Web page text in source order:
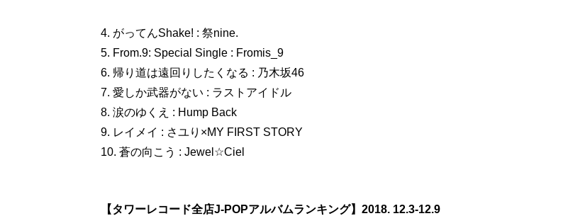
4. がってんShake! : 祭nine.
5. From.9: Special Single : Fromis_9
6. 帰り道は遠回りしたくなる : 乃木坂46
7. 愛しか武器がない : ラストアイドル
8. 涙のゆくえ : Hump Back
9. レイメイ : さユり×MY FIRST STORY
10. 蒼の向こう : Jewel☆Ciel
【タワーレコード全店J-POPアルバムランキング】2018. 12.3-12.9